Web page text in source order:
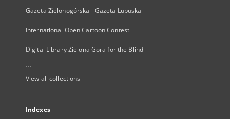
Gazeta Zielonogórska - Gazeta Lubuska
International Open Cartoon Contest
Digital Library Zielona Gora for the Blind
...
View all collections
Indexes